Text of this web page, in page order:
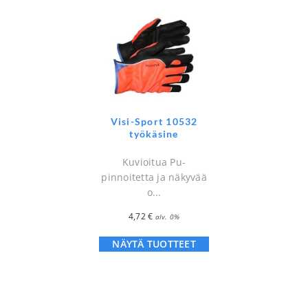
Visi-Sport 10532
työkäsine
Kuvioitua Pu-
pinnoitetta ja näkyvää
o...
4,72€ alv. 0%
NÄYTÄ TUOTTEET